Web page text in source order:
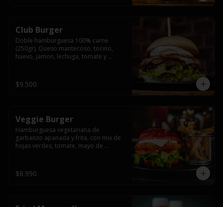
Club Burger
Doble hamburguesa 100% carne
(250gr), Queso mantecoso, tocino,
huevo, jamon, lechuga, tomate y
$9.500
Veggie Burger
Hamburguesa vegetariana de
garbanzo apanada y frita, con mix de
hojas verdes, tomate, mayo de
$8.990